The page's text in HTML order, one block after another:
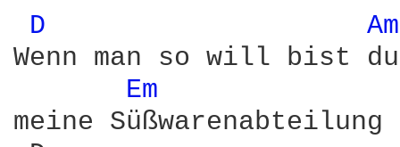
D
Wenn man so will bist
Em
meine Süßwarenabteilung